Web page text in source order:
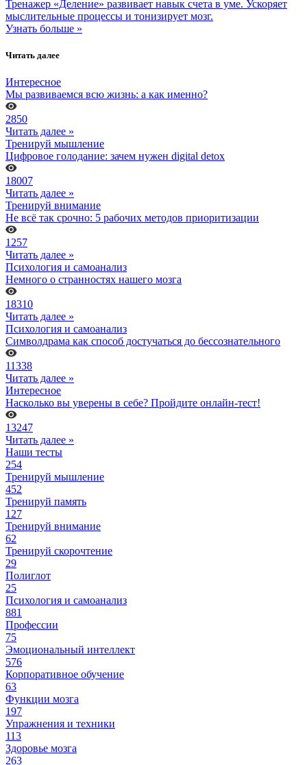
Тренажер «Деление» развивает навык счета в уме. Ускоряет
мыслительные процессы и тонизирует мозг.
Узнать больше »
Читать далее
Интересное
Мы развиваемся всю жизнь: а как именно?
2850
Читать далее »
Тренируй мышление
Цифровое голодание: зачем нужен digital detox
18007
Читать далее »
Тренируй внимание
Не всё так срочно: 5 рабочих методов приоритизации
1257
Читать далее »
Психология и самоанализ
Немного о странностях нашего мозга
18310
Читать далее »
Психология и самоанализ
Символдрама как способ достучаться до бессознательного
11338
Читать далее »
Интересное
Насколько вы уверены в себе? Пройдите онлайн-тест!
13247
Читать далее »
Наши тесты
254
Тренируй мышление
452
Тренируй память
127
Тренируй внимание
62
Тренируй скорочтение
29
Полиглот
25
Психология и самоанализ
881
Профессии
75
Эмоциональный интеллект
576
Корпоративное обучение
63
Функции мозга
197
Упражнения и техники
113
Здоровье мозга
263